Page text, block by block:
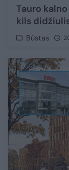
Tauro
kils
Būstas